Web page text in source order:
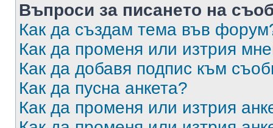
Въпроси за писането на
Как да създам тема във
Как да променя или изтрия
Как да добавя подпис към
Как да пусна анкета?
Как да променя или изтрия